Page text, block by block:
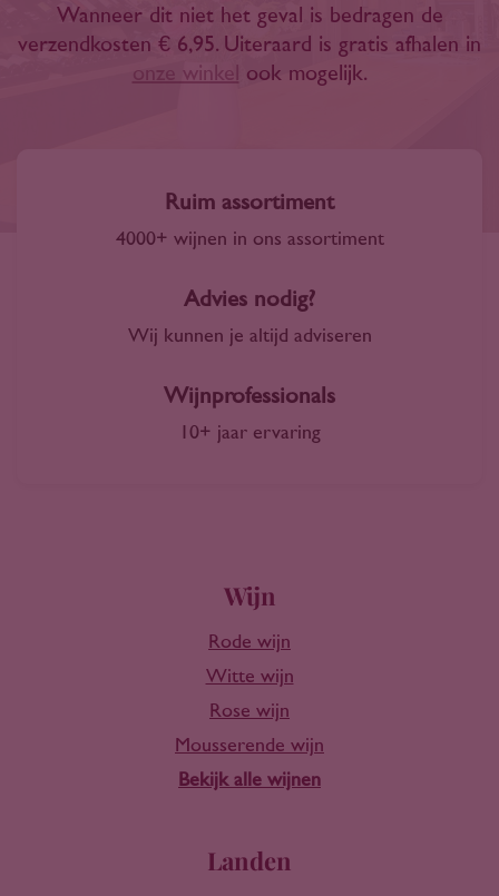
Wanneer dit niet het geval is bedragen de
verzendkosten € 6,95. Uiteraard is gratis afhalen in
onze winkel
ook mogelijk.
Ruim assortiment
4000+ wijnen in ons assortiment
Advies nodig?
Wij kunnen je altijd adviseren
Wijnprofessionals
10+ jaar ervaring
Wijn
Rode wijn
Witte wijn
Rose wijn
Mousserende wijn
Bekijk alle wijnen
Landen